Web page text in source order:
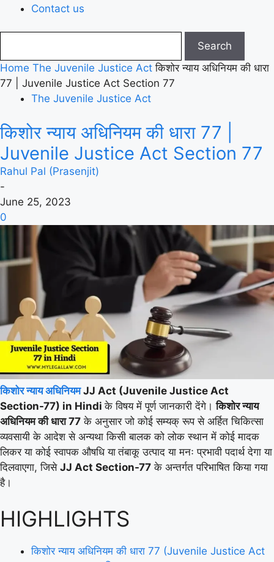
Contact us
Home The Juvenile Justice Act किशोर न्याय अधिनियम की धारा
77 | Juvenile Justice Act Section 77
The Juvenile Justice Act
किशोर न्याय अधिनियम की धारा 77 |
Juvenile Justice Act Section 77
Rahul Pal (Prasenjit)
-
June 25, 2023
0
किशोर न्याय अधिनियमJJ Act (Juvenile Justice Act
Section-77) in Hindiके विषय में पूर्ण जानकारी देंगे।किशोर न्याय
अधिनियम की धारा 77 के अनुसार जो कोई सम्यक् रूप से अर्हित चिकित्सा
व्यवसायी के आदेश से अन्यथा किसी बालक को लोक स्थान में कोई मादक
लिकर या कोई स्वापक औषधि या तंबाकू उत्पाद या मनः प्रभावी पदार्थ देगा या
दिलवाएगा, जिसे JJ Act Section-77 के अन्तर्गत परिभाषित किया गया
है।
HIGHLIGHTS
किशोर न्याय अधिनियम की धारा 77 (Juvenile Justice Act